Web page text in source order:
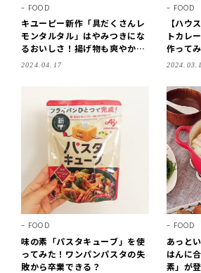
FOOD
キユーピー新作「具だくさんレ
モンタルタル」はやみつきにな
るおいしさ！揚げ物も爽やか
に！
2024.04.17
FOOD
【ハウ
トカレ
作って
パン10
FOOD
味の素「パスタキューブ」を使
ってみた！ワンパンパスタの失
敗から卒業できる？
FOOD
あっと
はんに
素」が